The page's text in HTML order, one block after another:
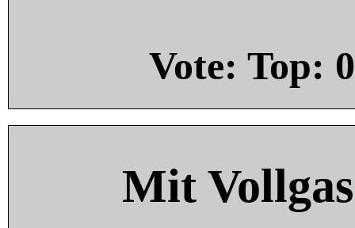
Vote: Top: 0
Mit